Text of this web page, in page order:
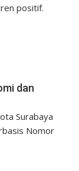
positif.
dan
Surabaya
Nomor